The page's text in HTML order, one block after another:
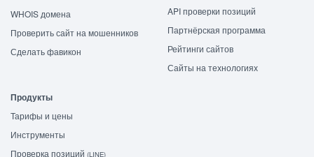
WHOIS домена
Проверить сайт на мошенников
Сделать фавикон
API проверки позиций
Партнёрская программа
Рейтинги сайтов
Сайты на технологиях
Продукты
Тарифы и цены
Инструменты
Проверка позиций (LINE)